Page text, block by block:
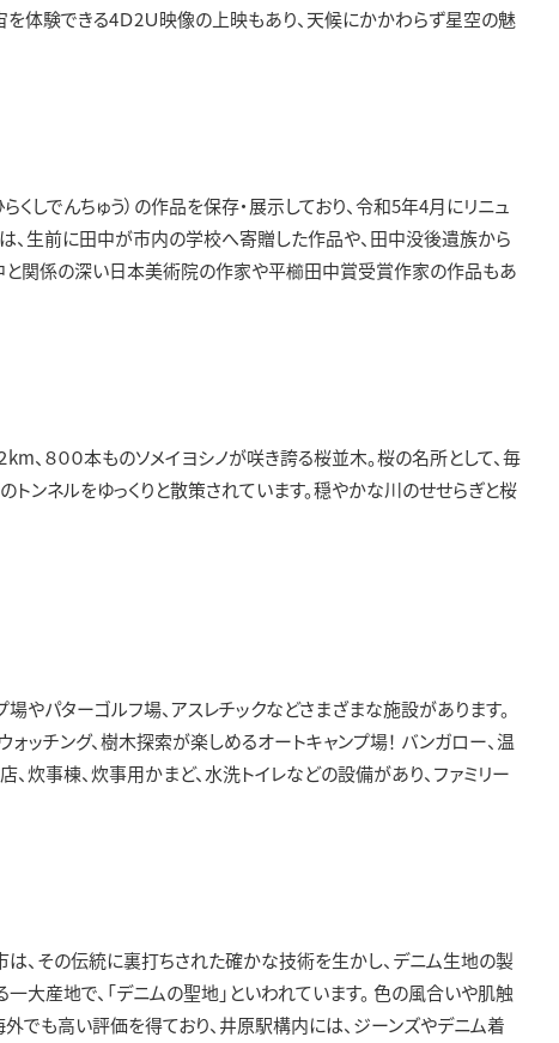
を体験できる4Ｄ2Ｕ映像の上映もあり、天候にかかわらず星空の魅
しでんちゅう）の作品を保存・展示しており、令和5年4月にリニュ
、生前に田中が市内の学校へ寄贈した作品や、田中没後遺族から
と関係の深い日本美術院の作家や平櫛田中賞受賞作家の作品もあ
、８００本ものソメイヨシノが咲き誇る桜並木。桜の名所として、毎
トンネルをゆっくりと散策されています。穏やかな川のせせらぎと桜
やパターゴルフ場、アスレチックなどさまざまな施設があります。
ォッチング、樹木探索が楽しめるオートキャンプ場！ バンガロー、温
、炊事棟、炊事用かまど、水洗トイレなどの設備があり、ファミリー
、その伝統に裏打ちされた確かな技術を生かし、デニム生地の製
大産地で、「デニムの聖地」といわれています。 色の風合いや肌触
でも高い評価を得ており、井原駅構内には、ジーンズやデニム着